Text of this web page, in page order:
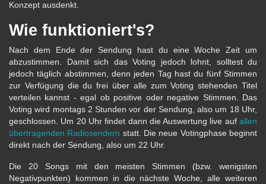
Konzept ausdenkt.
Wie funktioniert's?
Nach dem Ende der Sendung hast du eine Woche Zeit um
abzustimmen. Damit sich das Voting jedoch lohnt, solltest du
jedoch täglich abstimmen, denn jeden Tag hast du fünf Stimmen
zur Verfügung die du frei über alle zum Voting stehenden Titel
verteilen kannst - egal ob positive oder negative Stimmen. Das
Voting wird montags 2 Stunden vor der Sendung, also um 18 Uhr,
geschlossen. Um 20 Uhr findet dann die Auswertung live auf allen
übertragenden Radiosendern statt. Die neue Votingphase beginnt
direkt nach der Sendung, also um 22 Uhr.
Die 20 Songs mit den meisten Stimmen (bzw. wenigsten
Negativpunkten) kommen in die nächste Woche, alle weiteren